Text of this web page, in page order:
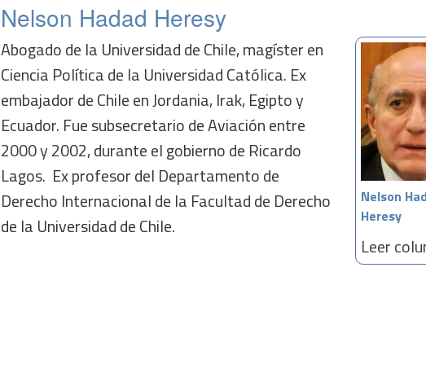
Nelson Hadad Heresy
Nelson
Heresy
Leer
Abogado de la Universidad de Chile, magíster en
Ciencia Política de la Universidad Católica. Ex
embajador de Chile en Jordania, Irak, Egipto y
Ecuador. Fue subsecretario de Aviación entre
2000 y 2002, durante el gobierno de Ricardo
Lagos. Ex profesor del Departamento de
Derecho Internacional de la Facultad de Derecho
de la Universidad de Chile.